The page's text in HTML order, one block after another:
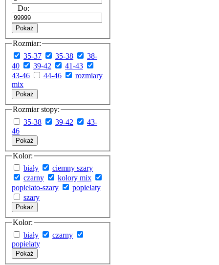
Do:
Pokaż
Rozmiar:
35-37
35-38
38-
40
39-42
41-43
43-46
44-46
rozmiary
mix
Pokaż
Rozmiar stopy:
35-38
39-42
43-
46
Pokaż
Kolor:
biały
ciemny szary
czarny
kolory mix
popielato-szary
popielaty
szary
Pokaż
Kolor:
biały
czarny
popielaty
Pokaż